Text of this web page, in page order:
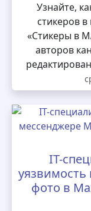
Узнайте,
стикеров
«Стикеры в
авторов
IT-
фото в